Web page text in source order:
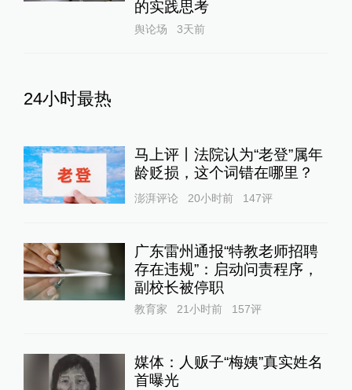
的实践思考
舆论场 3天前
24小时最热
马上评丨法院认为“老登”属年
龄贬损，这个词错在哪里？
澎湃评论 20小时前 147评
广东雷州通报“特教老师招聘
存在违规”：启动问责程序，
副校长被停职
教育家 21小时前 157评
媒体：人贩子“梅姨”真实姓名
首曝光